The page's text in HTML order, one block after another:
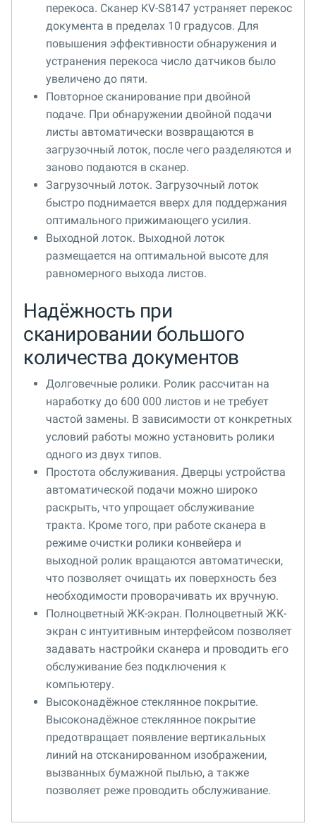
перекоса. Сканер KV-S8147 устраняет перекос
документа в пределах 10 градусов. Для
повышения эффективности обнаружения и
устранения перекоса число датчиков было
увеличено до пяти.
Повторное сканирование при двойной
подаче. При обнаружении двойной подачи
листы автоматически возвращаются в
загрузочный лоток, после чего разделяются и
заново подаются в сканер.
Загрузочный лоток. Загрузочный лоток
быстро поднимается вверх для поддержания
оптимального прижимающего усилия.
Выходной лоток. Выходной лоток
размещается на оптимальной высоте для
равномерного выхода листов.
Надёжность при
сканировании большого
количества документов
Долговечные ролики. Ролик рассчитан на
наработку до 600 000 листов и не требует
частой замены. В зависимости от конкретных
условий работы можно установить ролики
одного из двух типов.
Простота обслуживания. Дверцы устройства
автоматической подачи можно широко
раскрыть, что упрощает обслуживание
тракта. Кроме того, при работе сканера в
режиме очистки ролики конвейера и
выходной ролик вращаются автоматически,
что позволяет очищать их поверхность без
необходимости проворачивать их вручную.
Полноцветный ЖК-экран. Полноцветный ЖК-
экран с интуитивным интерфейсом позволяет
задавать настройки сканера и проводить его
обслуживание без подключения к
компьютеру.
Высоконадёжное стеклянное покрытие.
Высоконадёжное стеклянное покрытие
предотвращает появление вертикальных
линий на отсканированном изображении,
вызванных бумажной пылью, а также
позволяет реже проводить обслуживание.